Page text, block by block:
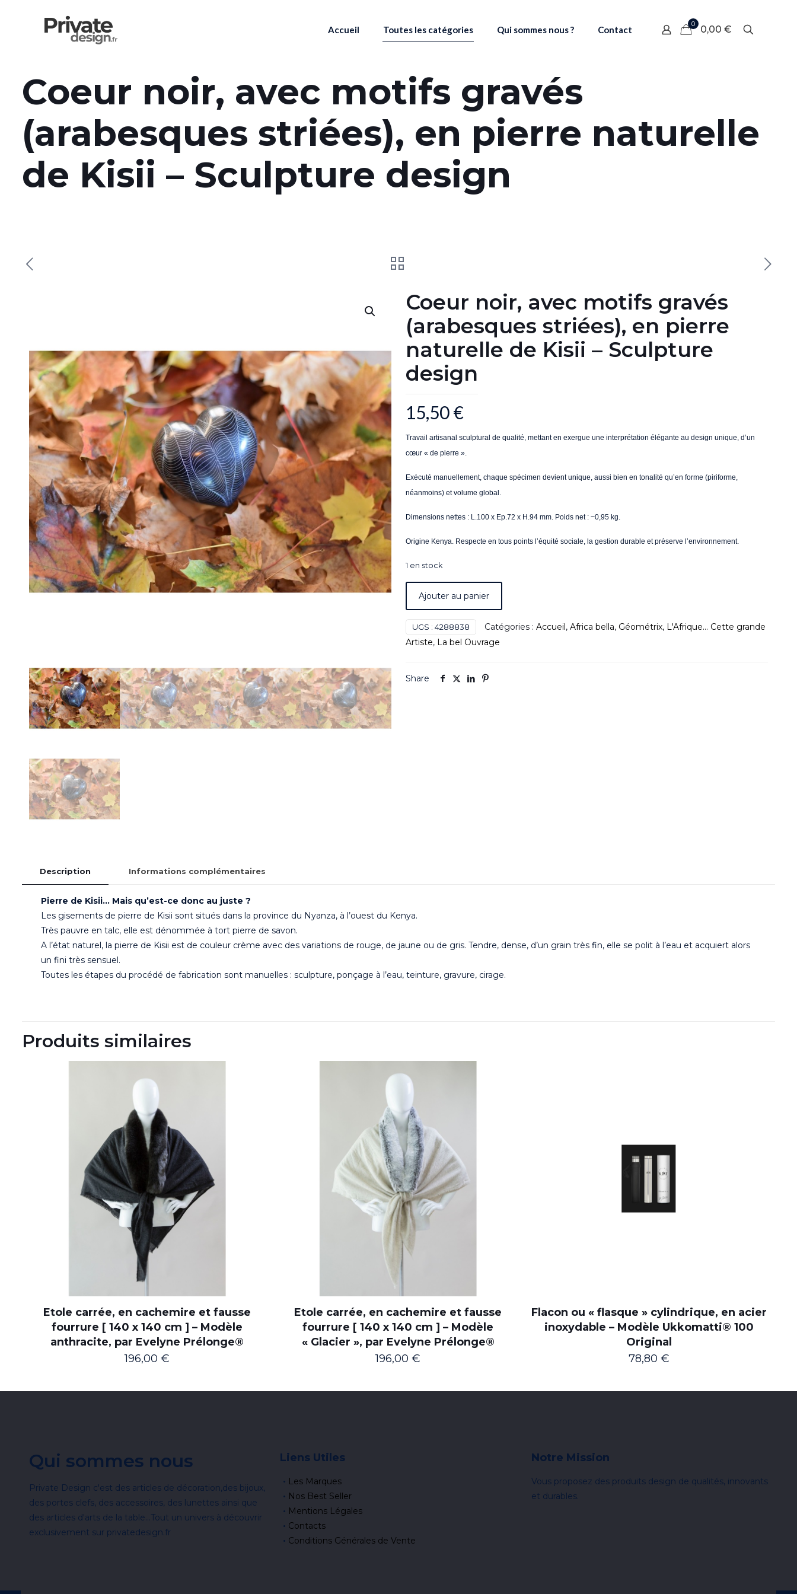
Accueil Toutes les catégories Qui sommes nous ? Contact
0 0,00 €
Coeur noir, avec motifs gravés
(arabesques striées), en pierre naturelle
de Kisii – Sculpture design
Coeur noir, avec motifs gravés
(arabesques striées), en pierre
naturelle de Kisii – Sculpture
design
15,50€
Travail artisanal sculptural de qualité, mettant en exergue une interprétation élégante au design unique, d’un
cœur « de pierre ».
Exécuté manuellement, chaque spécimen devient unique, aussi bien en tonalité qu’en forme (piriforme,
néanmoins) et volume global.
Dimensions nettes : L.100 x Ep.72 x H.94 mm. Poids net : ~0,95 kg.
Origine Kenya. Respecte en tous points l’équité sociale, la gestion durable et préserve l’environnement.
1 en stock
Ajouter au panier
UGS : 4288838 Catégories : Accueil, Africa bella, Géométrix, L'Afrique... Cette grande
Artiste, La bel Ouvrage
Share
Description Informations complémentaires
Pierre de Kisii… Mais qu’est-ce donc au juste ?
Les gisements de pierre de Kisii sont situés dans la province du Nyanza, à l’ouest du Kenya.
Très pauvre en talc, elle est dénommée à tort pierre de savon.
A l’état naturel, la pierre de Kisii est de couleur crème avec des variations de rouge, de jaune ou de gris. Tendre, dense, d’un grain très fin, elle se polit à l’eau et acquiert alors
un fini très sensuel.
Toutes les étapes du procédé de fabrication sont manuelles : sculpture, ponçage à l’eau, teinture, gravure, cirage.
Produits similaires
Etole carrée, en cachemire et fausse
fourrure [ 140 x 140 cm ] – Modèle
anthracite, par Evelyne Prélonge®
196,00€
Etole carrée, en cachemire et fausse
fourrure [ 140 x 140 cm ] – Modèle
« Glacier », par Evelyne Prélonge®
196,00€
Flacon ou « flasque » cylindrique, en acier
inoxydable – Modèle Ukkomatti® 100
Original
78,80 €
Qui sommes nous
Private Design c'est des articles de décoration,des bijoux,
des portes clefs, des accessoires, des lunettes ainsi que
des articles d'arts de la table...Tout un univers à découvrir
exclusivement sur privatedesign.fr
Liens Utiles
Les Marques
Nos Best Seller
Mentions Légales
Contacts
Conditions Générales de Vente
Notre Mission
Vous proposez des produits design de qualités, innovants
et durables.